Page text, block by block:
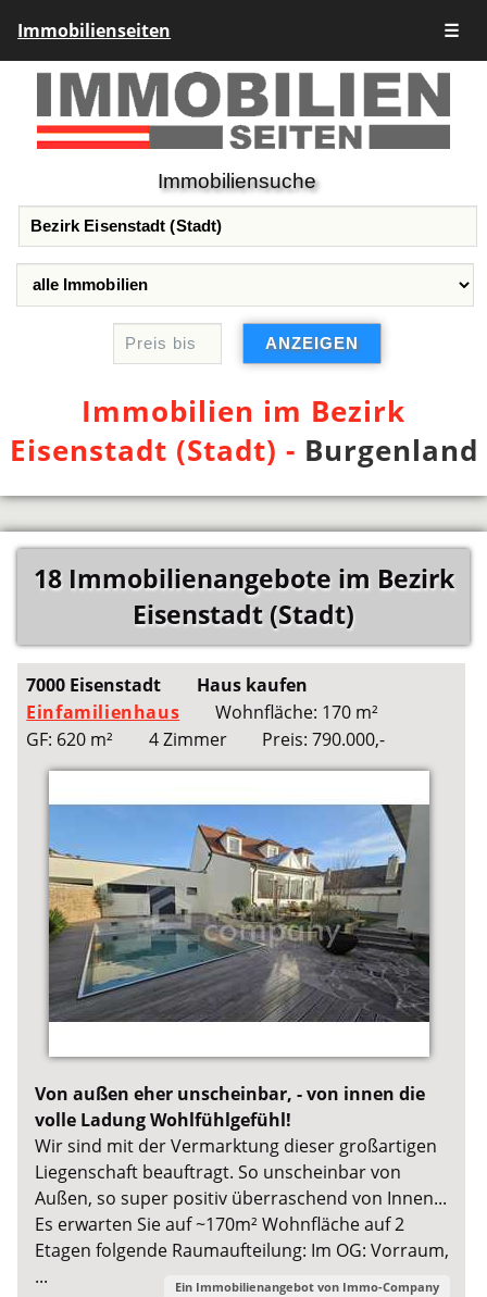
Immobilienseiten ☰
Immobiliensuche
Immobilien im Bezirk
Eisenstadt (Stadt) - Burgenland
18 Immobilienangebote im Bezirk
Eisenstadt (Stadt)
7000 Eisenstadt
Haus kaufen
Einfamilienhaus
Wohnfläche: 170 m²
GF: 620 m²
4 Zimmer Preis: 790.000,-
Von außen eher unscheinbar, - von innen die
volle Ladung Wohlfühlgefühl!
Wir sind mit der Vermarktung dieser großartigen
Liegenschaft beauftragt. So unscheinbar von
Außen, so super positiv überraschend von Innen...
Es erwarten Sie auf ~170m² Wohnfläche auf 2
Etagen folgende Raumaufteilung: Im OG: Vorraum,
...
Ein Immobilienangebot von Immo-Company